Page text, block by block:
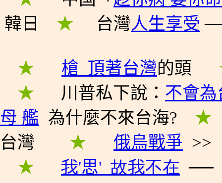
韓日
★ 台灣人生享受
★ 槍 頂著台灣的頭
★ 川普私下說： 不會為
母 艦 為什麼不來台海? ★
台灣
★ 俄烏戰爭 >>
★ 我'思' 故我不在 ──